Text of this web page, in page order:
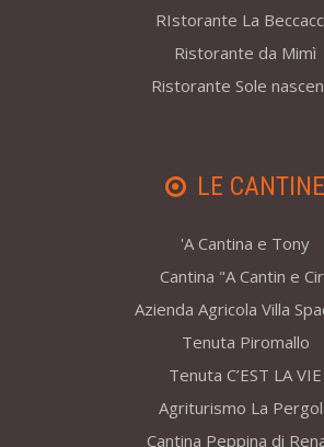
RIstorante La
Ristorante da Mimì
Ristorante Sole
LE CANTINE
'A Cantina e Tony
Cantina "A Cantin e
Azienda Agricola Villa
Tenuta Piromallo
Tenuta C’EST LA VIE
Agriturismo La
Cantina Peppina di